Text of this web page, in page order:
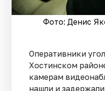
Фото: Денис
Оперативники
Хостинском
камерам
нашли и